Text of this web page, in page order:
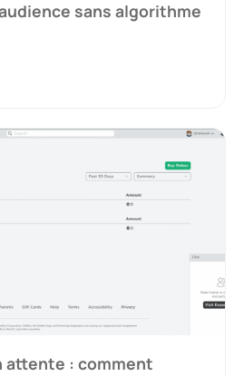
sans algorithme
attente : comment